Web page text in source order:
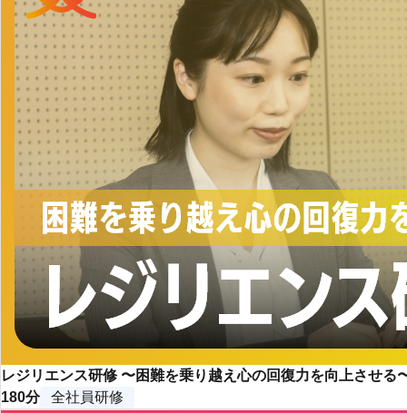
レジリエンス研修 〜困難を乗り越え心の回復力を向上させる
180分
全社員研修